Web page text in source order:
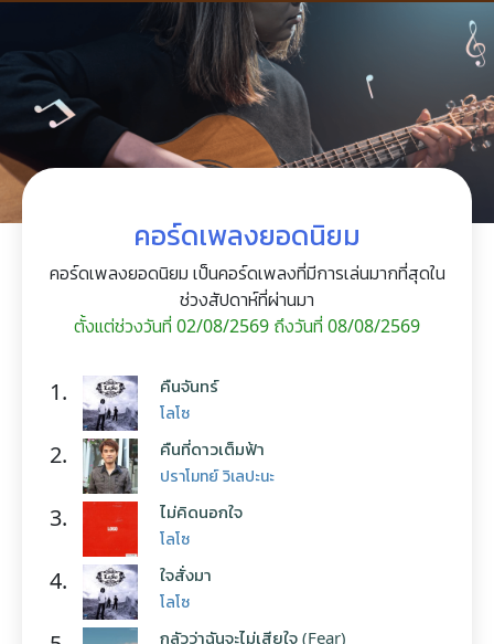
คอร์ดเพลงยอดนิยม
คอร์ดเพลงยอดนิยม เป็นคอร์ดเพลงที่มีการเล่นมากที่สุดใน
ช่วงสัปดาห์ที่ผ่านมา
ตั้งแต่ช่วงวันที่ 02/08/2569 ถึงวันที่ 08/08/2569
1. คืนจันทร์
โลโซ
2. คืนที่ดาวเต็มฟ้า
ปราโมทย์ วิเลปะนะ
3. ไม่คิดนอกใจ
โลโซ
4. ใจสั่งมา
โลโซ
กลัวว่าฉันจะไม่เสียใจ (Fear)